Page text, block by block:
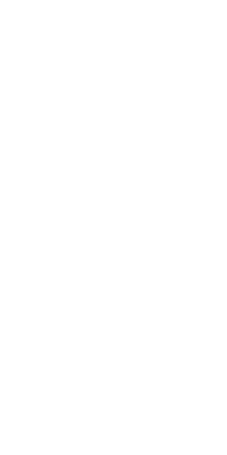
き作成されるも
ようお願いしま
にご登録され
社の共同利用者
とをご了承くだ
はありません。
品に未対応品が
ない年数を意
要な手段を講じ
ムロン制御